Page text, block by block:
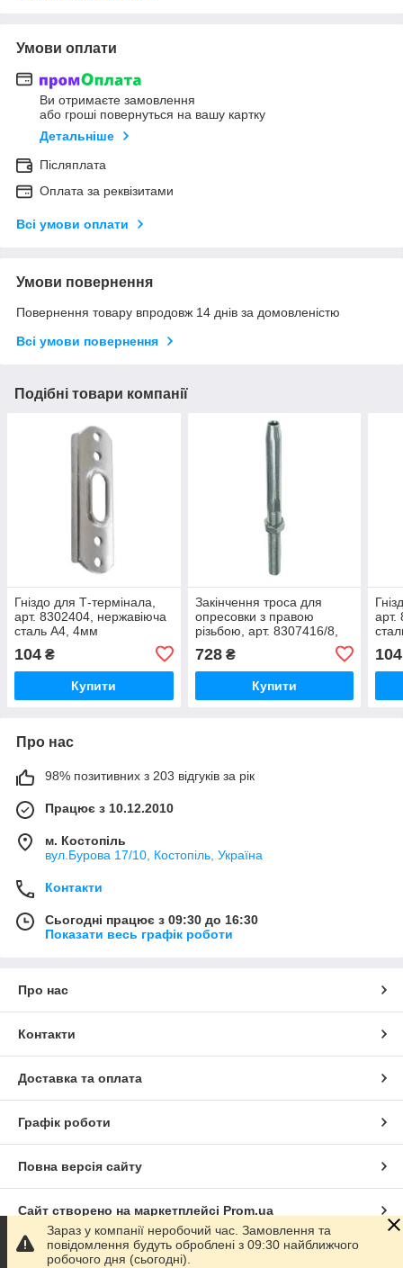
Умови оплати
Ви отримаєте замовлення
або гроші повернуться на вашу картку
Детальніше
Післяплата
Оплата за реквізитами
Всі умови оплати
Умови повернення
Повернення товару впродовж 14 днів за домовленістю
Всі умови повернення
Подібні товари компанії
Гніздо для Т-термінала,
арт. 8302404, нержавіюча
сталь А4, 4мм
104 ₴
Купити
Закінчення троса для
опресовки з правою
різьбою, арт. 8307416/8,
M16/8мм
728₴
Купити
арт.
104
Про нас
98% позитивних з 203 відгуків за рік
Працює з 10.12.2010
м. Костопіль
вул.Бурова 17/10, Костопіль, Україна
Контакти
Сьогодні працює з 09:30 до 16:30
Показати весь графік роботи
Про нас
Контакти
Доставка та оплата
Графік роботи
Повна версія сайту
Сайт створено на маркетплейсі Prom.ua
Політика конфіденційності
Зараз у компанії неробочий час. Замовлення та
повідомлення будуть оброблені з 09:30 найближчого
робочого дня (сьогодні).